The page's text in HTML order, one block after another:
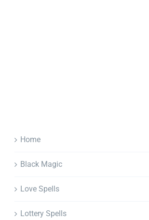
Home
Black Magic
Love Spells
Lottery Spells